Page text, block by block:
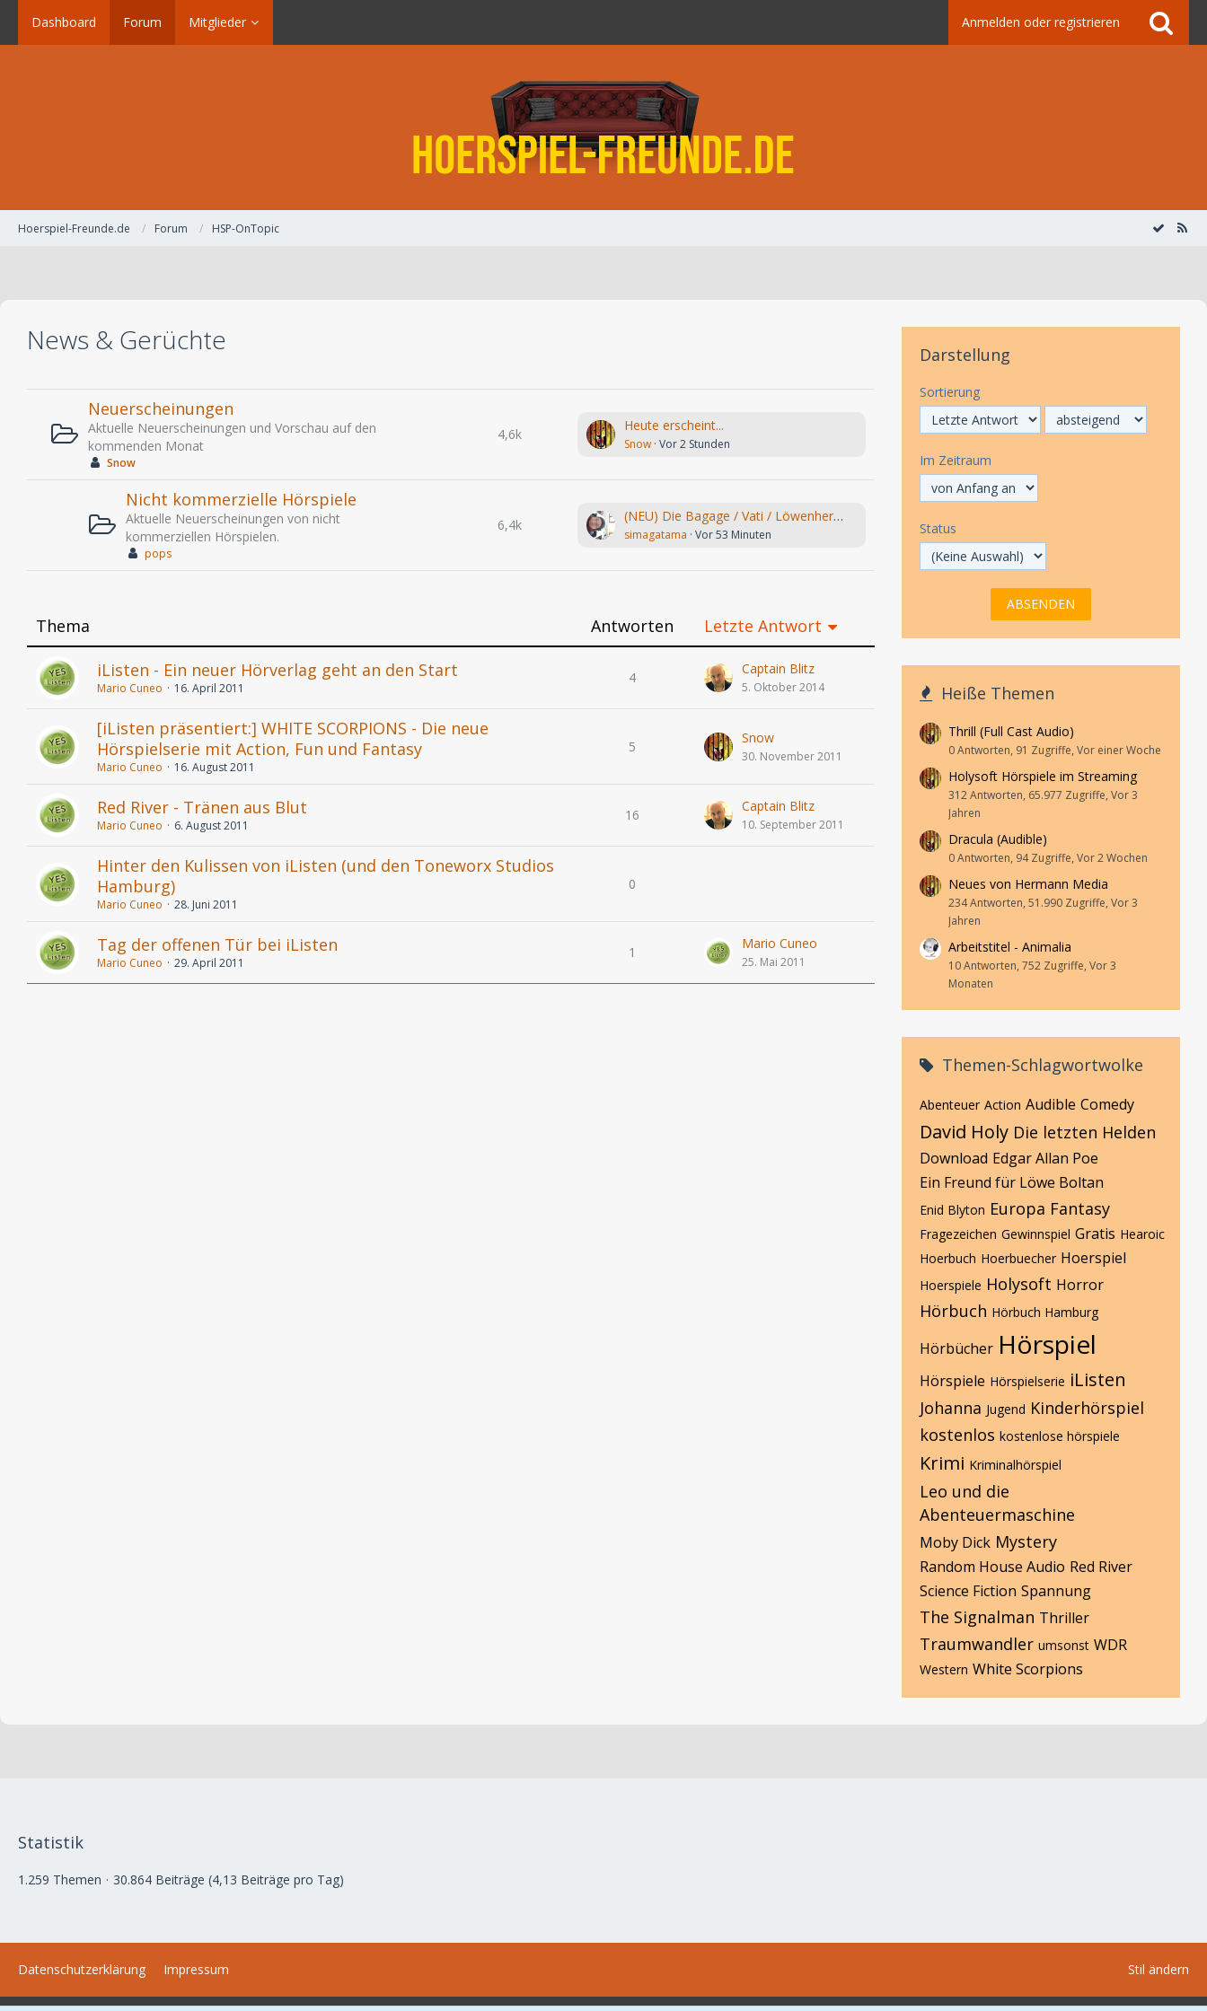
Dashboard Forum Mitglieder Anmelden oder registrieren
Hoerspiel-Freunde.de Forum HSP-OnTopic
News & Gerüchte
Neuerscheinungen
Aktuelle Neuerscheinungen und Vorschau auf den
kommenden Monat
Snow
4,6k
Heute erscheint...
Snow Vor 2 Stunden
Nicht kommerzielle Hörspiele
Aktuelle Neuerscheinungen von nicht
kommerziellen Hörspielen.
pops
6,4k
(NEU) Die Bagage / Vati / Löwenherz (Monika Helfer) hr 2024
simagatama Vor 53 Minuten
Thema Antworten Letzte Antwort
iListen - Ein neuer Hörverlag geht an den Start
Mario Cuneo 16. April 2011
4
Captain Blitz
5. Oktober 2014
[iListen präsentiert:] WHITE SCORPIONS - Die neue
Hörspielserie mit Action, Fun und Fantasy
Mario Cuneo 16. August 2011
5
Snow
30. November 2011
Red River - Tränen aus Blut
Mario Cuneo 6. August 2011
16
Captain Blitz
10. September 2011
Hinter den Kulissen von iListen (und den Toneworx Studios
Hamburg)
Mario Cuneo 28. Juni 2011
0
Tag der offenen Tür bei iListen
Mario Cuneo 29. April 2011
1
Mario Cuneo
25. Mai 2011
Darstellung
Sortierung
Im Zeitraum
Status
Heiße Themen
Thrill (Full Cast Audio)
0 Antworten, 91 Zugriffe, Vor einer Woche
Holysoft Hörspiele im Streaming
312 Antworten, 65.977 Zugriffe, Vor 3
Jahren
Dracula (Audible)
0 Antworten, 94 Zugriffe, Vor 2 Wochen
Neues von Hermann Media
234 Antworten, 51.990 Zugriffe, Vor 3
Jahren
Arbeitstitel - Animalia
10 Antworten, 752 Zugriffe, Vor 3
Monaten
Themen-Schlagwortwolke
Abenteuer Action Audible Comedy
David Holy Die letzten Helden
Download Edgar Allan Poe
Ein Freund für Löwe Boltan
Enid Blyton Europa Fantasy
Fragezeichen Gewinnspiel Gratis Hearoic
Hoerbuch Hoerbuecher Hoerspiel
Hoerspiele Holysoft Horror
Hörbuch Hörbuch Hamburg
Hörbücher Hörspiel
Hörspiele Hörspielserie iListen
Johanna Jugend Kinderhörspiel
kostenlos kostenlose hörspiele
Krimi Kriminalhörspiel
Leo und die
Abenteuermaschine
Moby Dick Mystery
Random House Audio Red River
Science Fiction Spannung
The Signalman Thriller
Traumwandler umsonst WDR
Western White Scorpions
Statistik
1.259 Themen 30.864 Beiträge (4,13 Beiträge pro Tag)
Stil ändern
Datenschutzerklärung Impressum